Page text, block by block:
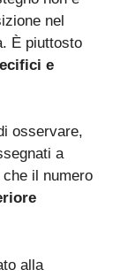
nel
È piuttosto
e
osservare,
a
il numero
alla